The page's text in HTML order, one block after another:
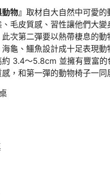
物』 取材自大自然中可愛的
毛皮質感、習性讓他們大變
次第二彈要以熱帶棲息的
龜、鱷魚設計成十足表現動
約 3.4〜5.8cm 並擁有豐富的
，和第一彈的動物椅子一同